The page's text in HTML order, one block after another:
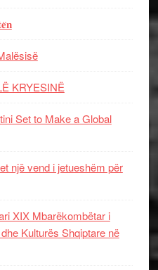
KRYESINË
Set to Make a Global
një vend i jetueshëm për
XIX Mbarëkombëtar i
Kulturës Shqiptare në